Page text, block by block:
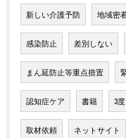
新しい介護予防 地域密
感染防止 差別しない
まん延防止等重点措置
認知症ケア 書籍 3
取材依頼 ネットサイト